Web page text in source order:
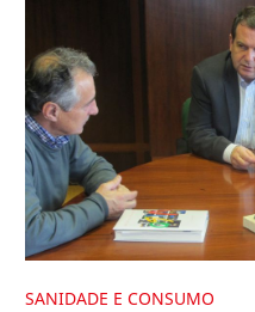
SANIDADE E CONSUMO